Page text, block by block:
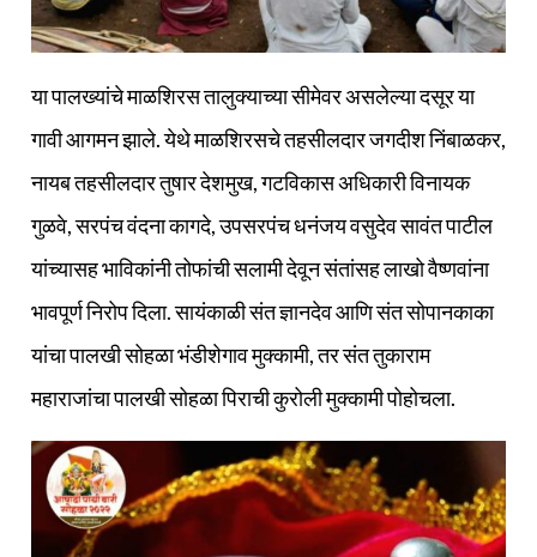
या पालख्यांचे माळशिरस तालुक्याच्या सीमेवर असलेल्या दसूर या
गावी आगमन झाले. येथे माळशिरसचे तहसीलदार जगदीश निंबाळकर,
नायब तहसीलदार तुषार देशमुख, गटविकास अधिकारी विनायक
गुळवे, सरपंच वंदना कागदे, उपसरपंच धनंजय वसुदेव सावंत पाटील
यांच्यासह भाविकांनी तोफांची सलामी देवून संतांसह लाखो वैष्णवांना
भावपूर्ण निरोप दिला. सायंकाळी संत ज्ञानदेव आणि संत सोपानकाका
यांचा पालखी सोहळा भंडीशेगाव मुक्कामी, तर संत तुकाराम
महाराजांचा पालखी सोहळा पिराची कुरोली मुक्कामी पोहोचला.